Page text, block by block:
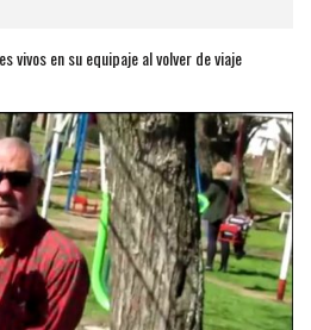
vivos en su equipaje al volver de viaje